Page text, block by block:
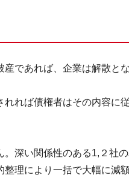
であれば、企業は解散と
れば債権者はその内容に
。深い関係性のある1, ２社
理により一括で大幅に減